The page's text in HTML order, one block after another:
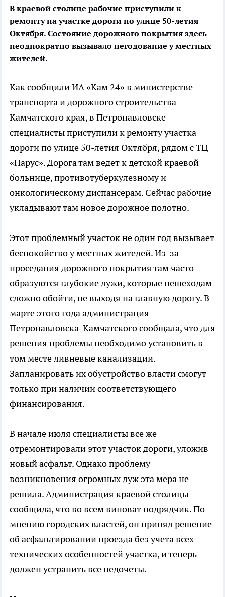
В краевой столице рабочие приступили к
ремонту на участке дороги по улице 50-летия
Октября. Состояние дорожного покрытия здесь
неоднократно вызывало негодование у местных
жителей.
Как сообщили ИА «Кам 24» в министерстве
транспорта и дорожного строительства
Камчатского края, в Петропавловске
специалисты приступили к ремонту участка
дороги по улице 50-летия Октября, рядом с ТЦ
«Парус». Дорога там ведет к детской краевой
больнице, противотуберкулезному и
онкологическому диспансерам. Сейчас рабочие
укладывают там новое дорожное полотно.
Этот проблемный участок не один год вызывает
беспокойство у местных жителей. Из-за
проседания дорожного покрытия там часто
образуются глубокие лужи, которые пешеходам
сложно обойти, не выходя на главную дорогу. В
марте этого года администрация
Петропавловска-Камчатского сообщала, что для
решения проблемы необходимо установить в
том месте ливневые канализации.
Запланировать их обустройство власти смогут
только при наличии соответствующего
финансирования.
В начале июля специалисты все же
отремонтировали этот участок дороги, уложив
новый асфальт. Однако проблему
возникновения огромных луж эта мера не
решила. Администрация краевой столицы
сообщила, что во всем виноват подрядчик. По
мнению городских властей, он принял решение
об асфальтировании проезда без учета всех
технических особенностей участка, и теперь
должен устранить все недочеты.